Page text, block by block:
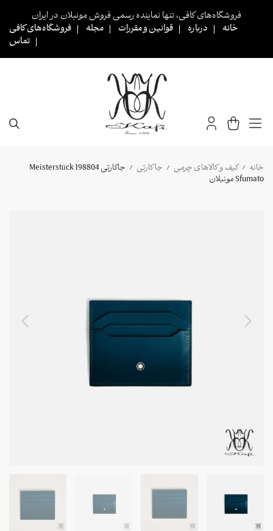
فروشگاه‌های کافی، تنها نماینده رسمی فروش مونبلان در ایران
خانه
درباره قوانین و مقررات مجله
فروشگاه‌های کافی
تماس
خانه / کیف و کالاهای چرمی / جا کارتی /
جاکارتی 198804 Meisterstück
Sfumato مونبلان